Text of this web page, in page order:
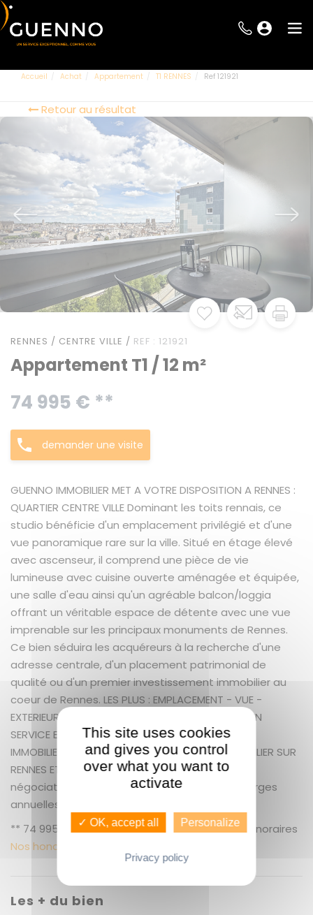
Accueil Achat Appartement T1 RENNES Ref 121921
Retour au résultat
RENNES / CENTRE VILLE / REF : 121921
Appartement T1 / 12 m²
74 995 € **
demander une visite
GUENNO IMMOBILIER MET A VOTRE DISPOSITION A RENNES :
QUARTIER CENTRE VILLE Dominant les toits rennais, ce
studio bénéficie d'un emplacement privilégié et d'une
vue panoramique rare sur la ville. Situé en étage élevé
avec ascenseur, il comprend une pièce de vie
lumineuse avec cuisine ouverte aménagée et équipée,
une salle d'eau ainsi qu'un agréable balcon/loggia
offrant un véritable espace de détente avec une vue
imprenable sur les principaux monuments de Rennes.
Ce bien séduira les acquéreurs à la recherche d'une
adresse centrale, d'un placement patrimonial de
qualité ou d'un premier investissement immobilier au
coeur de Rennes. LES PLUS : EMPLACEMENT - VUE -
EXTERIEUR - DPE GUENNO IMMOBILIER ST MARTIN UN
SERVICE EXCEPTIONNEL COMME VOUS ! GUENNO
IMMOBILIER : LE PLUS GRAND CHOIX DE BIEN IMMOBILIER SUR
RENNES ET ALENTOURS + 9.48 % honoraires de
négociation TTC. Copropriété de 407 lots. Charges
annuelles : 600 euros.
** 74 995 € honoraires inclus | 68 500 € hors honoraires
Nos honoraires
Les + du bien
This site uses cookies
and gives you control
over what you want to
activate
✓ OK, accept all Personalize
Privacy policy